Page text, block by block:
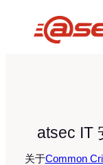
atsec IT
关于Common